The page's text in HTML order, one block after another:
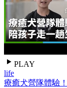
PLAY
life
療癒犬營隊體驗